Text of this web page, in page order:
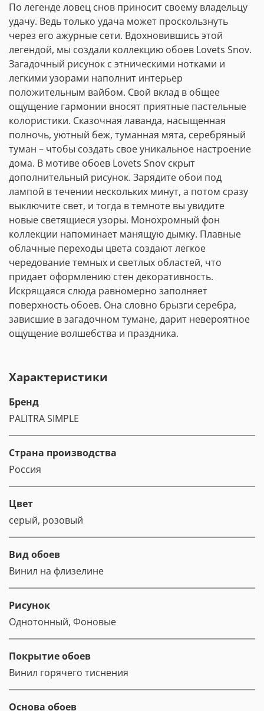
По легенде ловец снов приносит своему владельцу
удачу. Ведь только удача может проскользнуть
через его ажурные сети. Вдохновившись этой
легендой, мы создали коллекцию обоев Lovets Snov.
Загадочный рисунок с этническими нотками и
легкими узорами наполнит интерьер
положительным вайбом. Свой вклад в общее
ощущение гармонии вносят приятные пастельные
колористики. Сказочная лаванда, насыщенная
полночь, уютный беж, туманная мята, серебряный
туман – чтобы создать свое уникальное настроение
дома. В мотиве обоев Lovets Snov скрыт
дополнительный рисунок. Зарядите обои под
лампой в течении нескольких минут, а потом сразу
выключите свет, и тогда в темноте вы увидите
новые светящиеся узоры. Монохромный фон
коллекции напоминает манящую дымку. Плавные
облачные переходы цвета создают легкое
чередование темных и светлых областей, что
придает оформлению стен декоративность.
Искрящаяся слюда равномерно заполняет
поверхность обоев. Она словно брызги серебра,
зависшие в загадочном тумане, дарит невероятное
ощущение волшебства и праздника.
Характеристики
Бренд
PALITRA SIMPLE
Страна производства
Россия
Цвет
серый, розовый
Вид обоев
Винил на флизелине
Рисунок
Однотонный, Фоновые
Покрытие обоев
Винил горячего тиснения
Основа обоев